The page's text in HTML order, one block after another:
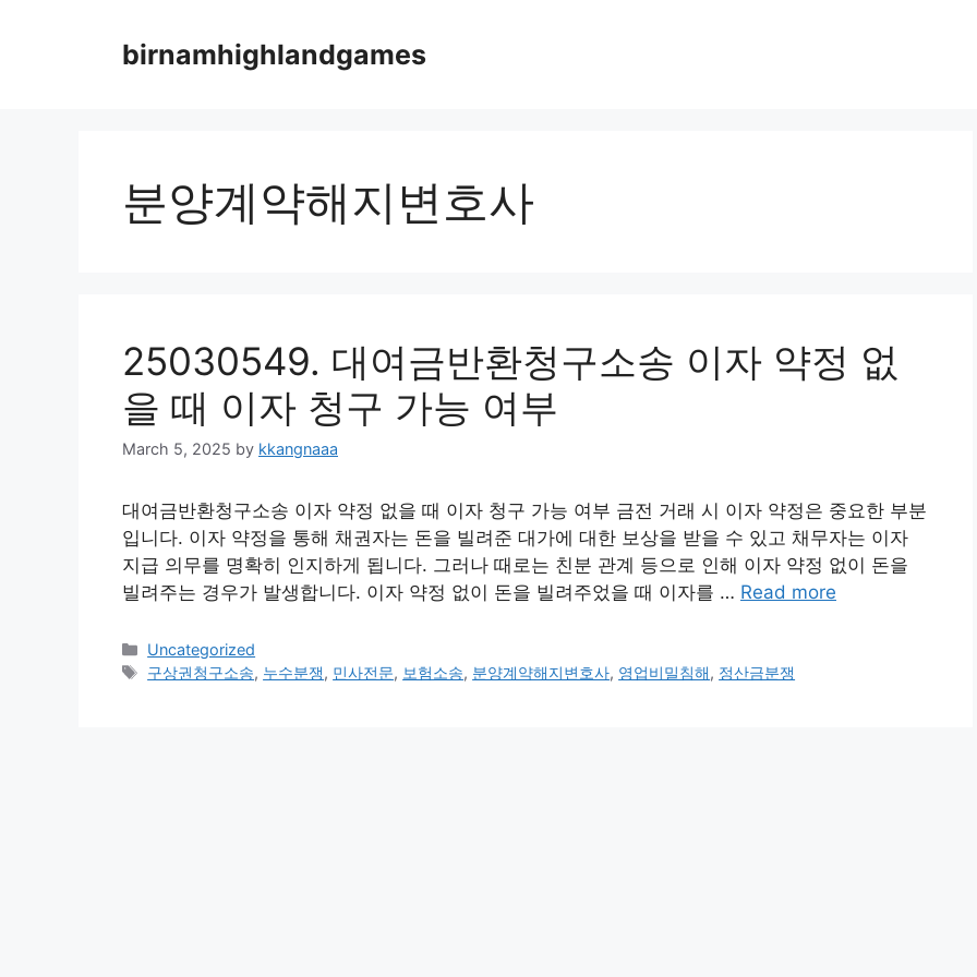
birnamhighlandgames
분양계약해지변호사
25030549. 대여금반환청구소송 이자 약정 없
을 때 이자 청구 가능 여부
March 5, 2025 by kkangnaaa
대여금반환청구소송 이자 약정 없을 때 이자 청구 가능 여부 금전 거래 시 이자 약정은 중요한 부분
입니다. 이자 약정을 통해 채권자는 돈을 빌려준 대가에 대한 보상을 받을 수 있고 채무자는 이자
지급 의무를 명확히 인지하게 됩니다. 그러나 때로는 친분 관계 등으로 인해 이자 약정 없이 돈을
빌려주는 경우가 발생합니다. 이자 약정 없이 돈을 빌려주었을 때 이자를 … Read more
Categories
Uncategorized
Tags
구상권청구소송, 누수분쟁, 민사전문, 보험소송, 분양계약해지변호사, 영업비밀침해, 정산금분쟁